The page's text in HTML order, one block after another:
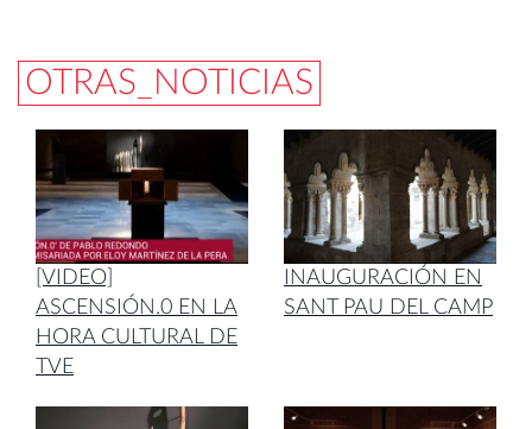
OTRAS_NOTICIAS
[VIDEO]
ASCENSIÓN.0 EN LA
HORA CULTURAL DE
TVE
INAUGURACIÓN EN
SANT PAU DEL CAMP